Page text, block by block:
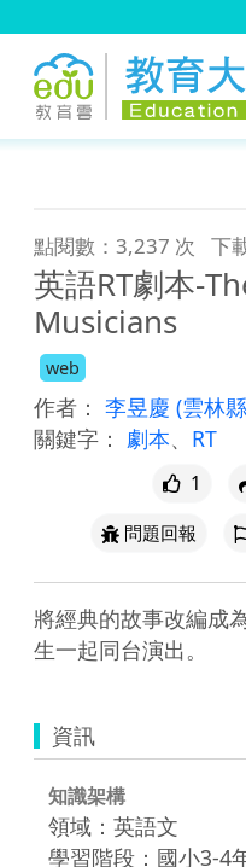
點閱數：3,237 次 下
英語RT劇本-
Musicians
web
作者： 李昱慶 (雲林
關鍵字： 劇本、 RT
1
問題回報
將經典的故事改編成
生一起同台演出。
資訊
知識架構
領域：英語文
學習階段：國小3-4